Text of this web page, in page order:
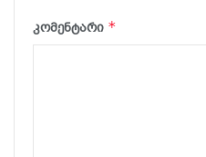
კომენტარი *